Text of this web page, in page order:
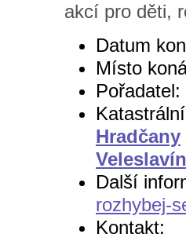
akcí pro děti,
Datum
Místo
Pořadatel:
Hradčany
Veleslavín
Další
rozhybej-
Kontakt: